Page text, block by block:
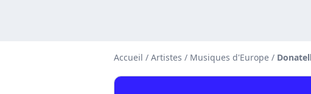
Accueil / Artistes / Musiques d'Europe /